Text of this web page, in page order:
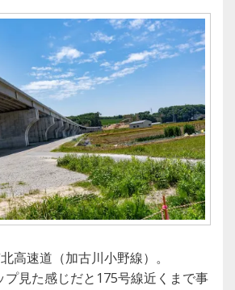
高速道（加古川小野線）。
見た感じだと175号線近くまで事